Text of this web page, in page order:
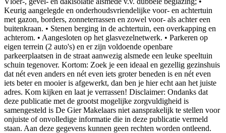
Keurig aangelegde en onderhoudsvriendelijke voor- en achtertuin
met gazon, borders, zonneterrassen en zowel voor- als achter een
buitenkraan. • Stenen berging in de achtertuin, een overkapping en
achterom. • Aangesloten op het glasvezelnetwerk. • Parkeren op
eigen terrein (2 auto's) en er zijn voldoende openbare
parkeerplaatsen in de straat aanwezig alsmede een leuke speeltuin
schuin tegenover. Kortom: Zoek je een ideaal en gezellig gezinshuis
dat nét even anders en nét even iets groter beneden is en nét even
iets beter en mooier is afgewerkt, dan ben je hier echt aan het juiste
adres. Kom kijken en laat je verrassen! Disclaimer: Ondanks dat
deze publicatie met de grootst mogelijke zorgvuldigheid is
samengesteld is De Gier Makelaars niet aansprakelijk te stellen voor
onjuiste of onvolledige informatie die in deze publicatie vermeld
staan. Aan deze gegevens kunnen geen rechten worden ontleend.